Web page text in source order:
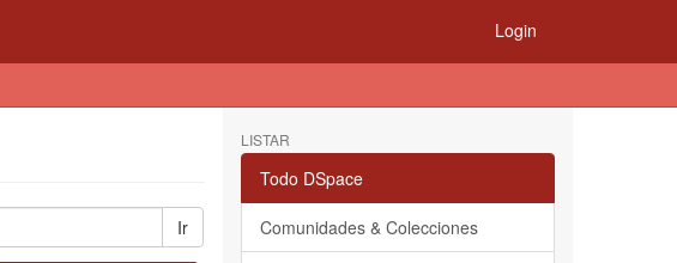
Login
Ir
LISTAR
Todo DSpace
Comunidades & Colecciones